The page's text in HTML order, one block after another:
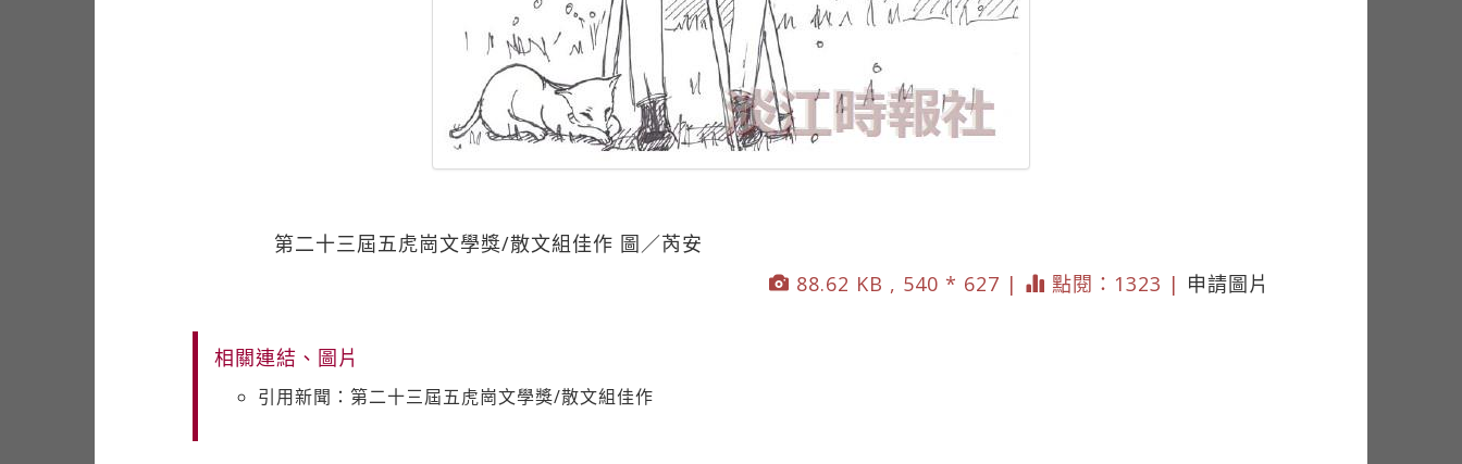
第二十三屆五虎崗文學獎/散文組佳作 圖／芮安
88.62 KB , 540 * 627 |
點閱：1323 | 申請圖片
相關連結、圖片
引用新聞：第二十三屆五虎崗文學獎/散文組佳作